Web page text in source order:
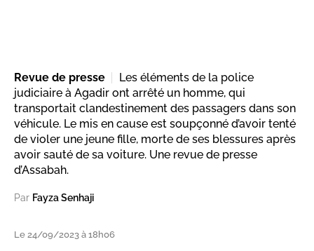
Revue de presse
Les éléments de la police
judiciaire à Agadir ont arrêté un homme, qui
transportait clandestinement des passagers dans son
véhicule. Le mis en cause est soupçonné d’avoir tenté
de violer une jeune fille, morte de ses blessures après
avoir sauté de sa voiture. Une revue de presse
d’Assabah.
Par Fayza Senhaji
Le 24/09/2023 à 18h06